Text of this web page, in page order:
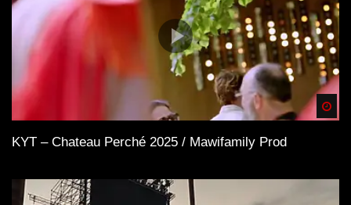
KYT – Chateau Perché 2025 / Mawifamily Prod